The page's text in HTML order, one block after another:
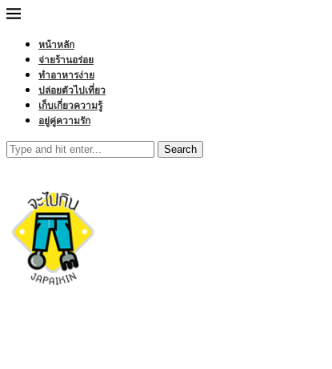
หน้าหลัก
จ่ายร้านอร่อย
ทำอาหารง่าย
ปล่อยตัวไปเที่ยว
เก็บเกี่ยวความรู้
อยู่คู่ความรัก
Search